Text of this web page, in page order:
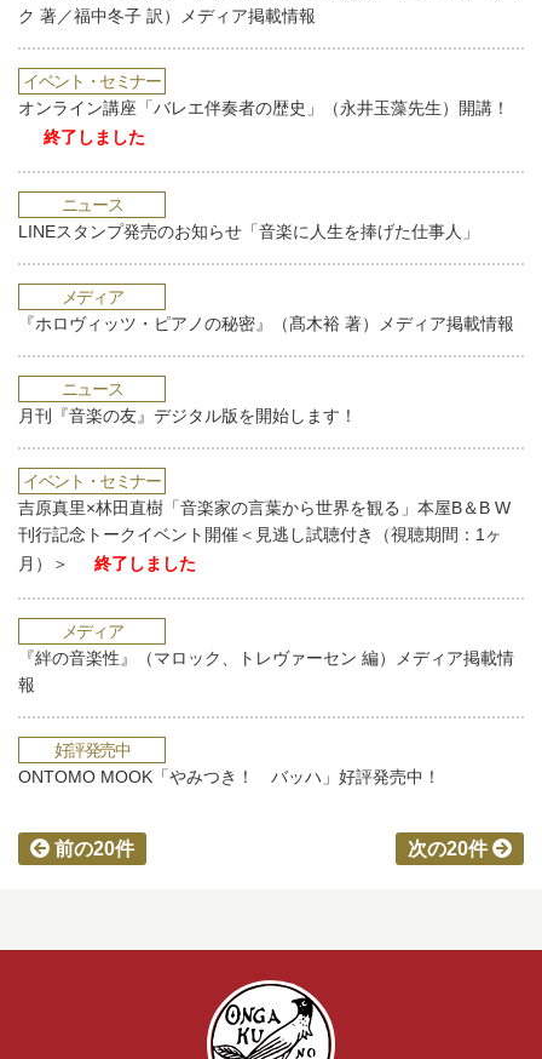
ク 著／福中冬子 訳）メディア掲載情報
イベント・セミナー
オンライン講座「バレエ伴奏者の歴史」（永井玉藻先生）開講！
終了しました
ニュース
LINEスタンプ発売のお知らせ「音楽に人生を捧げた仕事人」
メディア
『ホロヴィッツ・ピアノの秘密』（髙木裕 著）メディア掲載情報
ニュース
月刊『音楽の友』デジタル版を開始します！
イベント・セミナー
吉原真里×林田直樹「音楽家の言葉から世界を観る」本屋B＆B W
刊行記念トークイベント開催＜見逃し試聴付き（視聴期間：1ヶ
月）＞
終了しました
メディア
『絆の音楽性』（マロック、トレヴァーセン 編）メディア掲載情
報
好評発売中
ONTOMO MOOK「やみつき！ バッハ」好評発売中！
前の20件 次の20件